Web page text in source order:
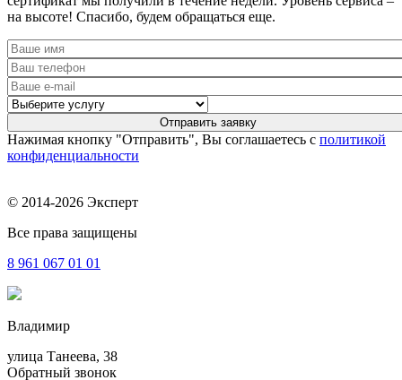
на высоте! Спасибо, будем обращаться еще.
Нажимая кнопку "Отправить", Вы соглашаетесь с политикой
конфиденциальности
© 2014-2026 Эксперт
Все права защищены
8 961 067 01 01
Владимир
улица Танеева, 38
Обратный звонок